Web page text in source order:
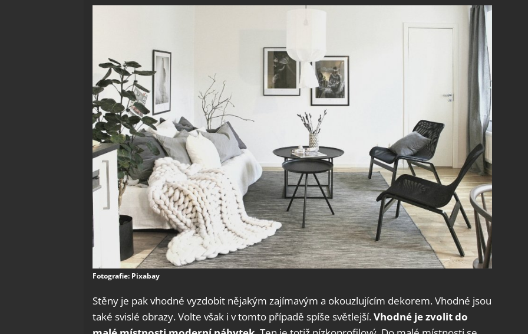
Fotografie: Pixabay
Stěny je pak vhodné vyzdobit nějakým zajímavým a okouzlujícím dekorem. Vhodné jsou
také svislé obrazy. Volte však i v tomto případě spíše světlejší.Vhodné je zvolit do